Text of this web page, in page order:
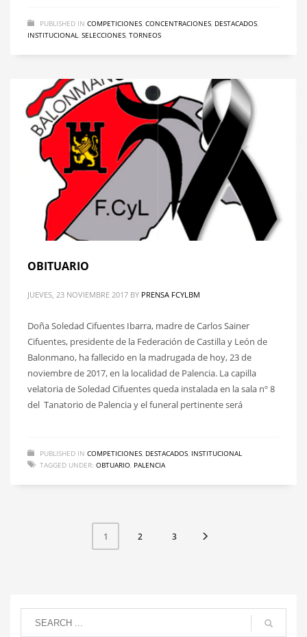
PUBLISHED IN COMPETICIONES CONCENTRACIONES DESTACADOS
INSTITUCIONAL SELECCIONES TORNEOS
OBITUARIO
JUEVES, 23 NOVIEMBRE 2017 BY PRENSA FCYLBM
Doña Soledad Cifuentes Ibarra, madre de Carlos Sainer
Cifuentes, presidente de la Federación de Castilla y León de
Balonmano, ha fallecido en la madrugada de hoy, 23 de
noviembre de 2017, en la localidad de Palencia. La capilla
velatoria de Soledad Cifuentes queda instalada en la sala nº 8
del Tanatorio de Palencia y el funeral pertinente será
PUBLISHED IN COMPETICIONES DESTACADOS INSTITUCIONAL
TAGGED UNDER: OBTUARIO PALENCIA
1 2 3